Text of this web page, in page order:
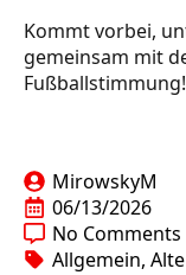
Kommt vorbei,
gemeinsam mit
Fußballstimmung!
MirowskyM
06/13/2026
No Comments
Allgemein